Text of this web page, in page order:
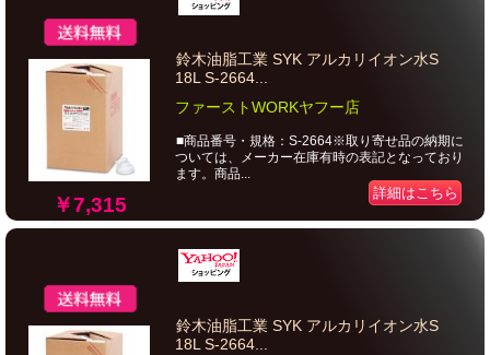
￥7,315
鈴木油脂工業 SYK アルカリイオン水S
18L S-2664...
ファーストWORKヤフー店
■商品番号・規格：S-2664※取り寄せ品の納期に
ついては、メーカー在庫有時の表記となっており
ます。商品...
詳細はこちら
鈴木油脂工業 SYK アルカリイオン水S
18L S-2664...